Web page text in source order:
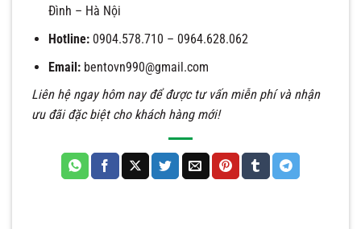
Đình – Hà Nội
Hotline:0904.578.710 – 0964.628.062
Email: bentovn990@gmail.com
Liên hệ ngay hôm nay để được tư vấn miễn phí và nhận
ưu đãi đặc biệt cho khách hàng mới!